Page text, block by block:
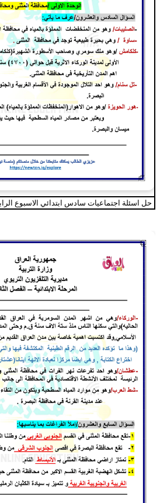
حل اسئلة اجتماعيات سادس ابتدائي الاسبوع